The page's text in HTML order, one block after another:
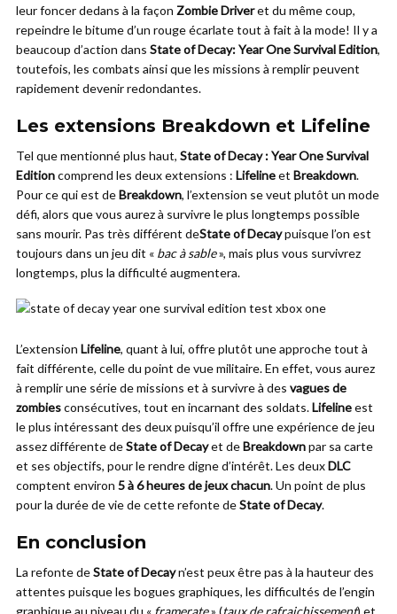
leur foncer dedans à la façon Zombie Driveret du même coup,
repeindre le bitume d’un rouge écarlate tout à fait à la mode! Il y a
beaucoup d’action dans State of Decay: Year One Survival Edition,
toutefois, les combats ainsi que les missions à remplir peuvent
rapidement devenir redondantes.
Les extensions Breakdown et Lifeline
Tel que mentionné plus haut, State of Decay : Year One Survival
Editioncomprend les deux extensions : Lifelineet Breakdown.
Pour ce qui est deBreakdown, l’extension se veut plutôt un mode
défi, alors que vous aurez à survivre le plus longtemps possible
sans mourir. Pas très différent deState of Decaypuisque l’on est
toujours dans un jeu dit « bac à sable», mais plus vous survivrez
longtemps, plus la difficulté augmentera.
L’extension Lifeline, quant à lui, offre plutôt une approche tout à
fait différente, celle du point de vue militaire. En effet, vous aurez
à remplir une série de missions et à survivre à des vagues de
zombiesconsécutives, tout en incarnant des soldats.Lifelineest
le plus intéressant des deux puisqu’il offre une expérience de jeu
assez différente deState of Decayet deBreakdownpar sa carte
et ses objectifs, pour le rendre digne d’intérêt. Les deuxDLC
comptent environ 5 à 6 heures de jeux chacun. Un point de plus
pour la durée de vie de cette refonte deState of Decay.
En conclusion
La refonte deState of Decayn’est peux être pas à la hauteur des
attentes puisque les bogues graphiques, les difficultés de l’engin